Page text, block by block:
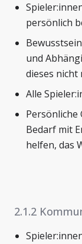
persönlich
und
dieses nicht
Alle
Persönliche
Bedarf mit
helfen, das
2.1.2